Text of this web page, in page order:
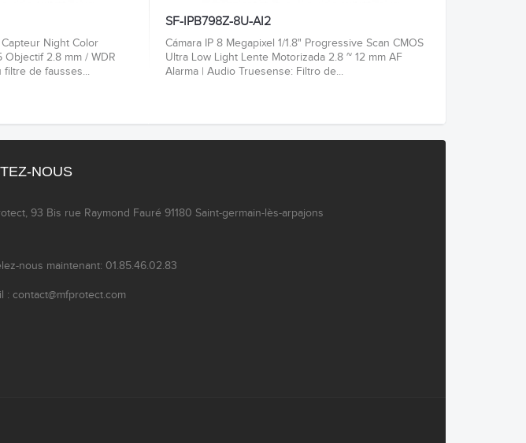
Capteur Night Color
2.8 mm / WDR
filtre de fausses...
SF-IPB798Z-8U-AI2
Cámara IP 8 Megapixel 1/1.8" Progressive Scan CMOS
Ultra Low Light Lente Motorizada 2.8 ~ 12 mm AF
Alarma | Audio Truesense: Filtro de...
NOUS
93 Bis rue Raymond Fauré 91180 Saint-germain-lès-arpajons
nous maintenant: 01.85.46.02.83
: contact@mfprotect.com